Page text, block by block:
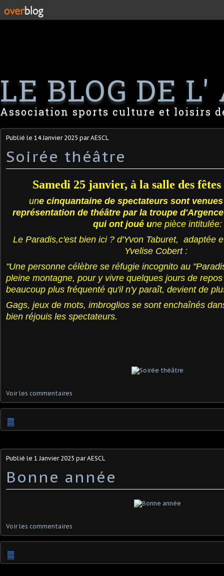
LE BLOG DE L'
Association sports culture et loisirs
Publié le 14 Janvier 2025 par AESCL
Soirée théâtre
Samedi 25 janvier, à la salle des
une cinquantaine de spectateurs sont
représentation de théâtre par la troupe
qui ont joué une pièce intitulée:
Le Paradis,c'est bien ici ? d'Yvon Taburet, adaptée
Yvelise Cobert :
"Une personne célèbre se réfugie incognito au
pleine montagne, pour y vivre quelques jours de
beaucoup plus fréquenté qu'il n'y paraît, devient de
Gags, jeux de mots, imbroglios se sont enchaînés
bien réjouis les spectateurs.
Voir les commentaires
…
Publié le 1 Janvier 2025 par AESCL
Bonne année
Voir les commentaires
…